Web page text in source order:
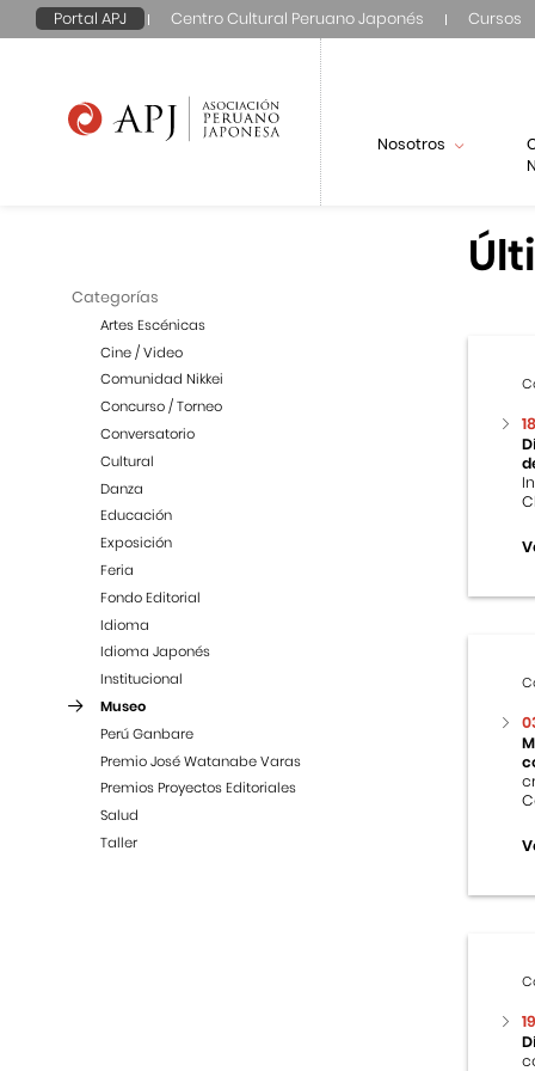
Portal APJ Centro Cultural Peruano Japonés Cursos
Nosotros
Categorías
Artes Escénicas
Cine / Video
Comunidad Nikkei
Concurso / Torneo
Conversatorio
Cultural
Danza
Educación
Exposición
Feria
Fondo Editorial
Idioma
Idioma Japonés
Institucional
Museo
Perú Ganbare
Premio José Watanabe Varas
Premios Proyectos Editoriales
Salud
Taller